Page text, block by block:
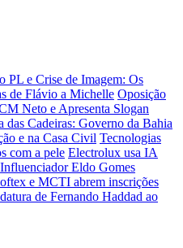
PL e Crise de Imagem: Os
de Flávio a Michelle Oposição
Neto e Apresenta Slogan
das Cadeiras: Governo da Bahia
e na Casa Civil Tecnologias
com a pele Electrolux usa IA
Influenciador Eldo Gomes
e MCTI abrem inscrições
de Fernando Haddad ao